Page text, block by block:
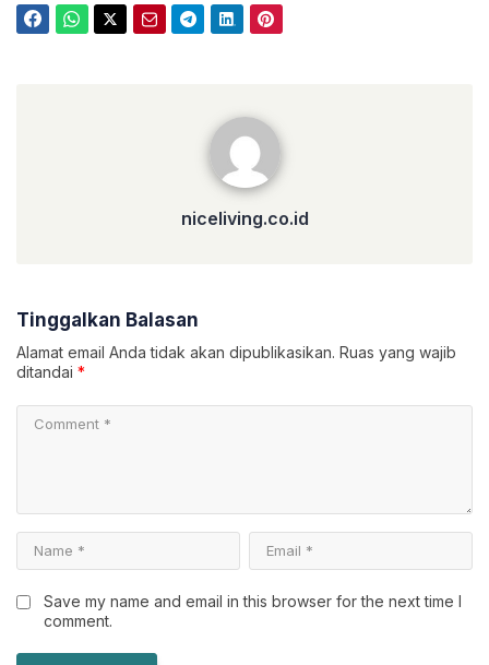
niceliving.co.id
Tinggalkan Balasan
Alamat email Anda tidak akan dipublikasikan. Ruas yang wajib
ditandai *
Save my name and email in this browser for the next time I
comment.